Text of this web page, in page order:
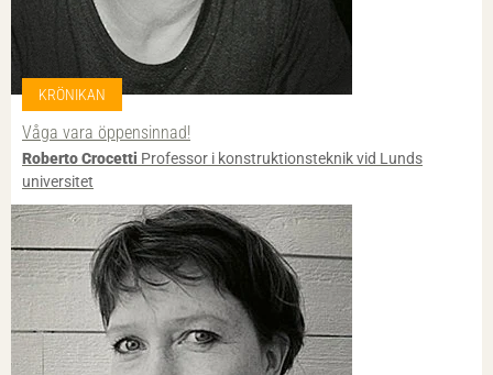
KRÖNIKAN
Våga vara öppensinnad!
Roberto Crocetti Professor i konstruktionsteknik vid Lunds
universitet